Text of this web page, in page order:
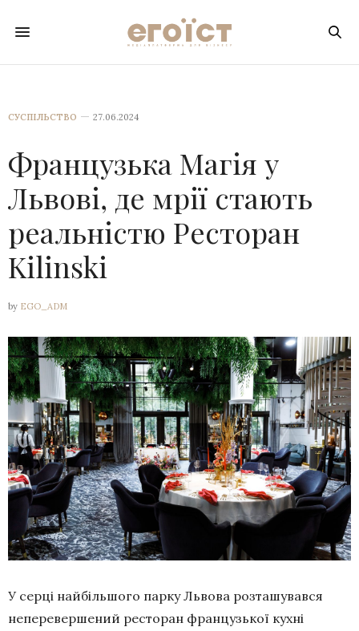
СУСПІЛЬСТВО 27.06.2024
Французька Магія у
Львові, де мрії стають
реальністю Ресторан
Kilinski
by EGO_ADM
У серці найбільшого парку Львова розташувався
неперевершений ресторан французької кухні